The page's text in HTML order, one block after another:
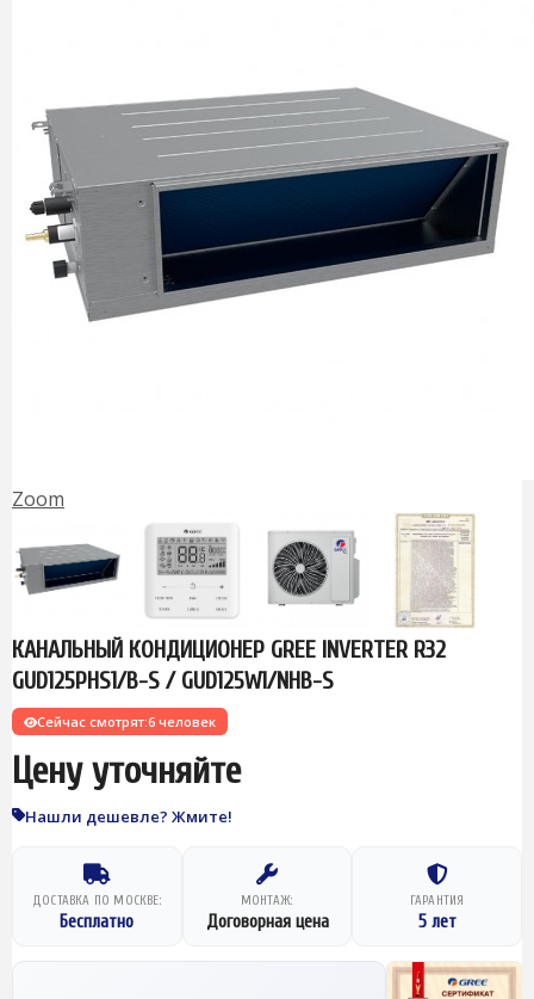
Zoom
КАНАЛЬНЫЙ КОНДИЦИОНЕР GREE INVERTER R32
GUD125PHS1/B-S / GUD125W1/NHB-S
Сейчас смотрят:6 человек
Цену уточняйте
Нашли дешевле? Жмите!
ДОСТАВКА ПО МОСКВЕ:
Бесплатно
МОНТАЖ:
Договорная цена
ГАРАНТИЯ
5 лет